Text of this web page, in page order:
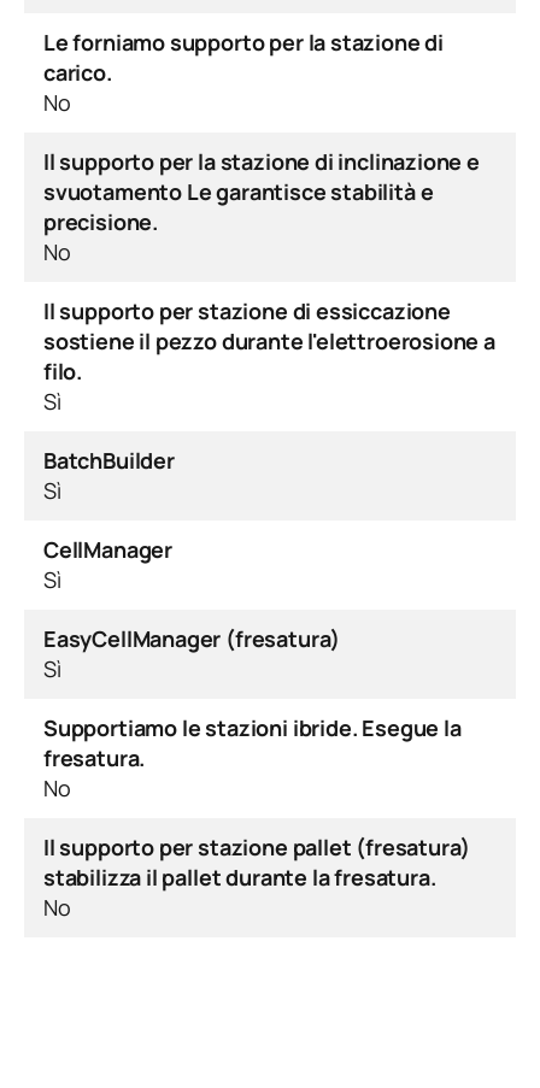
Le forniamo supporto per la stazione di
carico.
No
Il supporto per la stazione di inclinazione e
svuotamento Le garantisce stabilità e
precisione.
No
Il supporto per stazione di essiccazione
sostiene il pezzo durante l'elettroerosione a
filo.
Sì
BatchBuilder
Sì
CellManager
Sì
EasyCellManager (fresatura)
Sì
Supportiamo le stazioni ibride. Esegue la
fresatura.
No
Il supporto per stazione pallet (fresatura)
stabilizza il pallet durante la fresatura.
No